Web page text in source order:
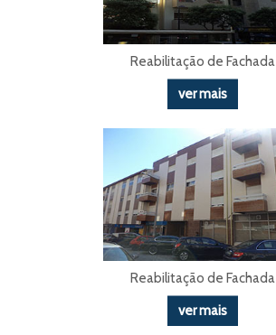
Reabilitação de Fachada
ver mais
Reabilitação de Fachada
ver mais